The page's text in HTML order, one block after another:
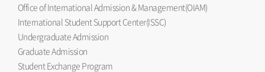
Office of International Admission & Management(OIAM)
International Student Support Center(ISSC)
Undergraduate Admission
Graduate Admission
Student Exchange Program